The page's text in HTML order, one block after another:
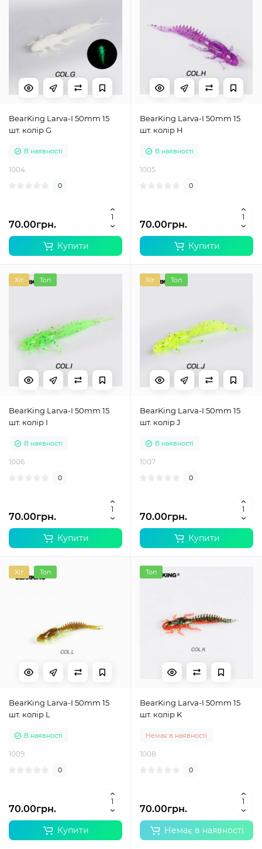
BearKing Larva-I 50mm 15
шт. колір G
В наявності
1004
0
70.00грн.
Купити
BearKing Larva-I 50mm 15
шт. колір H
В наявності
1005
0
70.00грн.
Купити
Хіт Топ
BearKing Larva-I 50mm 15
шт. колір I
В наявності
1006
0
70.00грн.
Купити
Хіт Топ
BearKing Larva-I 50mm 15
шт. колір J
В наявності
1007
0
70.00грн.
Купити
Хіт Топ
BearKing Larva-I 50mm 15
шт. колір L
В наявності
1009
0
70.00грн.
Купити
Топ
BearKing Larva-I 50mm 15
шт. колір K
Немає в наявності
1008
0
70.00грн.
Немає в наявності